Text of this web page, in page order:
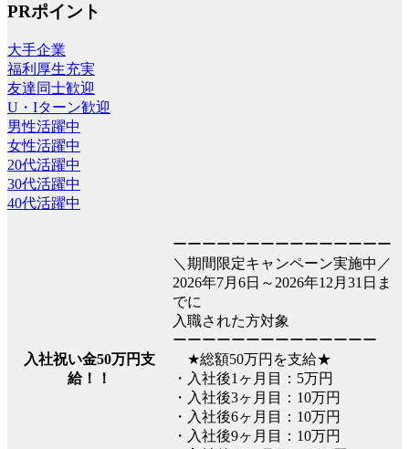
PRポイント
大手企業
福利厚生充実
友達同士歓迎
U・Iターン歓迎
男性活躍中
女性活躍中
20代活躍中
30代活躍中
40代活躍中
入社祝い金50万円支
給！！
ーーーーーーーーーーーーーーー
＼期間限定キャンペーン実施中／
2026年7月6日～2026年12月31日ま
でに
入職された方対象
ーーーーーーーーーーーーーー
★総額50万円を支給★
・入社後1ヶ月目：5万円
・入社後3ヶ月目：10万円
・入社後6ヶ月目：10万円
・入社後9ヶ月目：10万円